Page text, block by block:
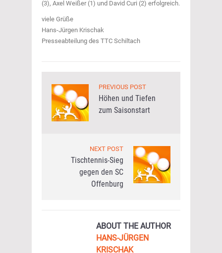
(3), Axel Weißer (1) und David Curi (2) erfolgreich.
viele Grüße
Hans-Jürgen Krischak
Presseabteilung des TTC Schiltach
PREVIOUS POST
Höhen und Tiefen
zum Saisonstart
NEXT POST
Tischtennis-Sieg
gegen den SC
Offenburg
ABOUT THE AUTHOR
HANS-JÜRGEN
KRISCHAK